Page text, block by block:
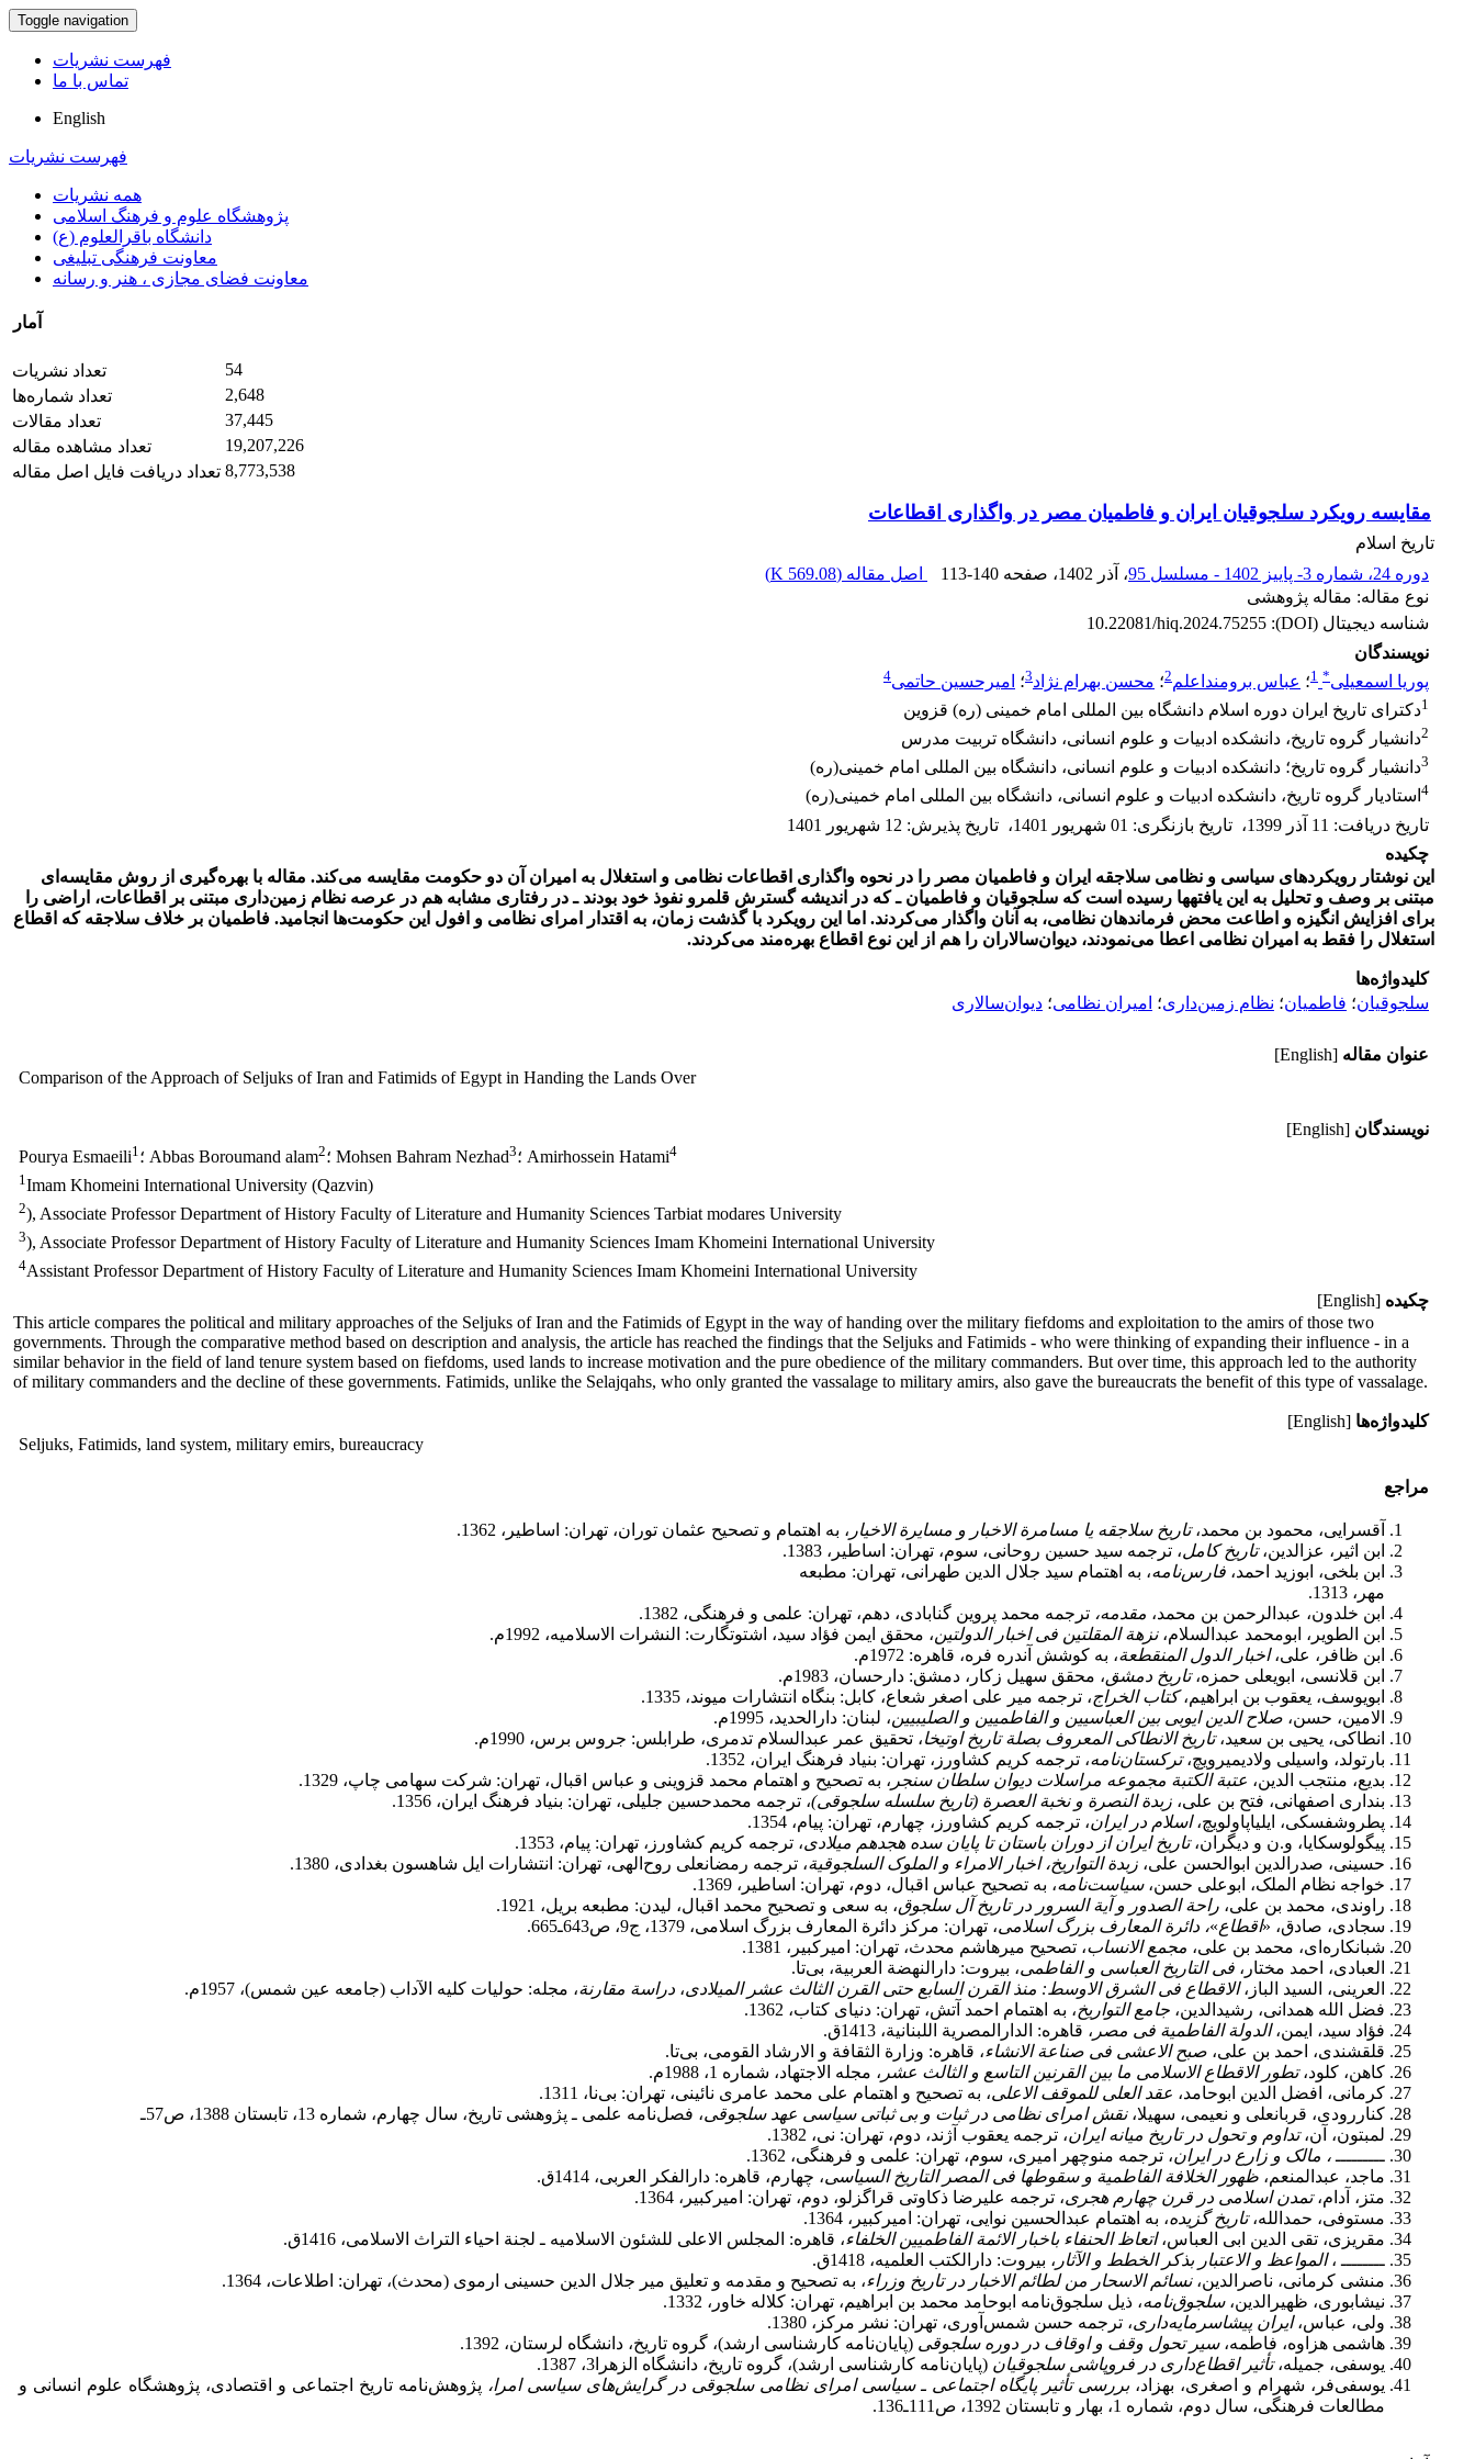
Toggle navigation
فهرست نشریات
تماس با ما
English
فهرست نشریات
همه نشریات
پژوهشگاه علوم و فرهنگ اسلامی
دانشگاه باقرالعلوم (ع)
معاونت فرهنگی تبلیغی
معاونت فضای مجازی ، هنر و رسانه
آمار
تعداد نشریات
54
تعداد شماره‌ها
2,648
تعداد مقالات
37,445
تعداد مشاهده مقاله
19,207,226
تعداد دریافت فایل اصل مقاله 8,773,538
مقایسه رویکرد سلجوقیان ایران و فاطمیان مصر در واگذاری اقطاعات
تاریخ اسلام
دوره 24، شماره 3- پاییز 1402 - مسلسل 95
، آذر 1402 ، صفحه 113-140 اصل مقاله (569.08 K
)
نوع مقاله: مقاله پژوهشی
شناسه دیجیتال (DOI):
10.22081/hiq.2024.75255
نویسندگان
پوریا اسمعیلی*
1؛ عباس برومنداعلم 2؛ محسن بهرام نژاد3؛ امیرحسین حاتمی4
1دکترای تاریخ ایران دوره اسلام دانشگاه بین المللی امام خمینی (ره) قزوین
2دانشیار گروه تاریخ، دانشکده ادبیات و علوم انسانی، دانشگاه تربیت مدرس
3دانشیار گروه تاریخ؛ دانشکده ادبیات و علوم انسانی، دانشگاه بین المللی امام خمینی(ره)
4 استادیار گروه تاریخ، دانشکده ادبیات و علوم انسانی، دانشگاه بین المللی امام خمینی(ره)
تاریخ دریافت: 11 آذر 1399 ، تاریخ بازنگری: 01 شهریور 1401 ، تاریخ پذیرش: 12 شهریور 1401
چکیده
این نوشتار رویکردهای سیاسی و نظامی سلاجقه ایران و فاطمیان مصر را در نحوه واگذاری اقطاعات نظامی و استغلال به امیران آن دو حکومت مقایسه می‌کند. مقاله با بهره‌گیری از روش مقایسه‌ای
مبتنی بر وصف و تحلیل به این یافته‎ها رسیده است که سلجوقیان و فاطمیان ـ که در اندیشه گسترش قلمرو نفوذ خود بودند ـ در رفتاری مشابه هم در عرصه نظام زمین‌داری مبتنی بر اقطاعات، اراضی را
برای افزایش انگیزه و اطاعت محض فرماندهان نظامی، به آنان واگذار می‌کردند. اما این رویکرد با گذشت زمان، به اقتدار امرای نظامی و افول این حکومت‌ها انجامید. فاطمیان بر خلاف سلاجقه که اقطاع
استغلال را فقط به امیران نظامی اعطا می‌نمودند، دیوان‌سالاران را هم از این نوع اقطاع بهره‌مند می‌کردند.
کلیدواژه‌ها
سلجوقیان؛ فاطمیان؛ نظام زمین‌داری؛ امیران نظامی؛ دیوان‌سالاری
عنوان مقاله [English]
Comparison of the Approach of Seljuks of Iran and Fatimids of Egypt in Handing the Lands Over
نویسندگان [English]
Pourya Esmaeili1 ؛ Abbas Boroumand alam2 ؛ Mohsen Bahram Nezhad3 ؛ Amirhossein Hatami4
1 Imam Khomeini International University (Qazvin)
2), Associate Professor Department of History Faculty of Literature and Humanity Sciences Tarbiat modares University
3), Associate Professor Department of History Faculty of Literature and Humanity Sciences Imam Khomeini International University
4Assistant Professor Department of History Faculty of Literature and Humanity Sciences Imam Khomeini International University
چکیده [English]
This article compares the political and military approaches of the Seljuks of Iran and the Fatimids of Egypt in the way of handing over the military fiefdoms and exploitation to the amirs of those two
governments. Through the comparative method based on description and analysis, the article has reached the findings that the Seljuks and Fatimids - who were thinking of expanding their influence - in a
similar behavior in the field of land tenure system based on fiefdoms, used lands to increase motivation and the pure obedience of the military commanders. But over time, this approach led to the authority
of military commanders and the decline of these governments. Fatimids, unlike the Selajqahs, who only granted the vassalage to military amirs, also gave the bureaucrats the benefit of this type of vassalage.
کلیدواژه‌ها [English]
Seljuks, Fatimids, land system, military emirs, bureaucracy
مراجع
آقسرایی، محمود بن محمد،تاریخ سلاجقه یا مسامرة الاخبار و مسایرة الاخیار ، به اهتمام و تصحیح عثمان توران، تهران: اساطیر، 1362.
ابن اثیر، عزالدین،تاریخ کامل، ترجمه سید حسین روحانی، سوم، تهران: اساطیر، 1383.
ابن بلخی، ابوزید احمد، فارس‌نامه، به اهتمام سید جلال الدین طهرانی، تهران: مطبعه
مهر، 1313.
ابن خلدون، عبدالرحمن بن محمد، مقدمه، ترجمه محمد پروین گنابادی، دهم، تهران: علمی و فرهنگی، 1382.
ابن الطویر، ابومحمد عبدالسلام،نزهة المقلتین فی اخبار الدولتین، محقق ایمن فؤاد سید، اشتوتگارت: النشرات الاسلامیه، 1992م.
ابن‌ ظافر، علی‌،اخبار الدول المنقطعة، به کوشش آندره فره‌، قاهره‌: 1972م.
ابن قلانسی، ابویعلی حمزه،تاریخ دمشق، محقق سهیل زکار، دمشق: دارحسان، 1983م.
ابویوسف، یعقوب بن ابراهیم،کتاب الخراج، ترجمه میر علی اصغر شعاع، کابل: بنگاه انتشارات میوند، 1335.
الامین، حسن، صلاح الدین ایوبی بین العباسیین و الفاطمیین و الصلیبیین، لبنان: دارالحدید، 1995م.
انطاکی، یحیی بن سعید،تاریخ الانطاکی المعروف بصلة تاریخ اوتیخا، تحقیق عمر عبدالسلام تدمری، طرابلس: جروس برس، 1990م.
بارتولد، واسیلی ولادیمیرویچ،ترکستان‌نامه، ترجمه کریم کشاورز، تهران: بنیاد فرهنگ ایران، 1352.
بدیع، منتجب الدین، عتبة الکتبة مجموعه مراسلات دیوان سلطان سنجر ، به تصحیح و اهتمام محمد قزوینی و عباس اقبال، تهران: شرکت سهامی چاپ، 1329.
بنداری اصفهانی، فتح بن علی، زبدة النصرة و نخبة العصرة (تاریخ سلسله سلجوقی)، ترجمه محمدحسین جلیلی، تهران: بنیاد فرهنگ ایران، 1356.
پطروشفسکی، ایلیاپاولویچ،اسلام در ایران، ترجمه کریم کشاورز، چهارم، تهران: پیام، 1354.
پیگولوسکایا، و.ن و دیگران،تاریخ ایران از دوران باستان تا پایان سده هجدهم میلادی، ترجمه کریم کشاورز، تهران: پیام، 1353.
حسینی، صدرالدین ابوالحسن علی، زبدة التواریخ، اخبار الامراء و الملوک السلجوقیة، ترجمه رمضانعلی روح‌الهی، تهران: انتشارات ایل شاهسون بغدادی، 1380.
خواجه نظام الملک، ابوعلی حسن،سیاست‌نامه، به تصحیح عباس اقبال، دوم، تهران: اساطیر، 1369.
راوندی، محمد بن علی، راحة الصدور و آیة السرور در تاریخ آل سلجوق، به سعی و تصحیح محمد اقبال، لیدن: مطبعه بریل، 1921.
سجادی، صادق، «اقطاع»، دائرةالمعارف بزرگ اسلامی، تهران: مرکز دائرة المعارف بزرگ اسلامی، 1379، ج9، ص643ـ665.
شبانکاره‌ای، محمد بن علی، مجمع الانساب، تصحیح میرهاشم محدث، تهران: امیرکبیر، 1381.
العبادی، احمد مختار، فی التاریخ العباسی و الفاطمی، بیروت: دارالنهضة العربیة، بی‌تا.
العرینی، السید الباز،الاقطاع فی الشرق الاوسط: منذ القرن السابع حتی القرن الثالث عشر المیلادی، دراسة مقارنة، مجله: حولیات کلیه الآداب (جامعه عین شمس)، 1957م.
فضل الله همدانی، رشیدالدین، جامع التواریخ، به اهتمام احمد آتش، تهران: دنیای کتاب، 1362.
فؤاد سید، ایمن،الدولة الفاطمیة فی مصر ، قاهره: الدارالمصریة اللبنانیة، 1413ق.
قلقشندی، احمد بن علی، صبح الاعشی فی صناعة الانشاء، قاهره: وزارة الثقافة و الارشاد القومی، بی‌تا.
کاهن، کلود،تطور الاقطاع الاسلامی ما بین القرنین التاسع و الثالث عشر ، مجله الاجتهاد، شماره 1، 1988م.
کرمانی، افضل الدین ابوحامد، عقد العلی للموقف الاعلی، به تصحیح و اهتمام علی محمد عامری نائینی، تهران: بی‌نا، 1311.
کناررودی، قربانعلی و نعیمی، سهیلا،نقش امرای نظامی در ثبات و بی ثباتی سیاسی عهد سلجوقی، فصل‌نامه علمی ـ پژوهشی تاریخ، سال چهارم، شماره 13، تابستان 1388، ص57ـ
لمبتون، آن،تداوم و تحول در تاریخ میانه ایران، ترجمه یعقوب آژند، دوم، تهران: نی، 1382.
ـــــــــ ، مالک و زارع در ایران، ترجمه منوچهر امیری، سوم، تهران: علمی و فرهنگی، 1362.
ماجد، عبدالمنعم، ظهور الخلافة الفاطمیة و سقوطها فی المصر التاریخ السیاسی، چهارم، قاهره: دارالفکر العربی، 1414ق.
متز، آدام،تمدن اسلامی در قرن چهارم هجری، ترجمه علیرضا ذکاوتی قراگزلو، دوم، تهران: امیرکبیر، 1364.
مستوفی، حمدالله،تاریخ گزیده، به اهتمام عبدالحسین نوایی، تهران: امیرکبیر، 1364.
مقریزی، تقی الدین ابی العباس،اتعاظ الحنفاء باخبار الائمة الفاطمیین الخلفاء، قاهره: المجلس الاعلی للشئون الاسلامیه ـ لجنة احیاء التراث الاسلامی، 1416ق.
ــــــــ ،المواعظ و الاعتبار بذکر الخطط و الآثار ، بیروت: دارالکتب العلمیه، 1418ق.
منشی کرمانی، ناصرالدین،نسائم الاسحار من لطائم الاخبار در تاریخ وزراء، به تصحیح و مقدمه و تعلیق میر جلال الدین حسینی ارموی (محدث)، تهران: اطلاعات، 1364.
نیشابوری، ظهیرالدین، سلجوق‌نامه، ذیل سلجوق‌نامه ابوحامد محمد بن ابراهیم، تهران: کلاله خاور، 1332.
ولی، عباس،ایران پیشاسرمایهداری، ترجمه حسن شمس‌آوری، تهران: نشر مرکز، 1380.
هاشمی هزاوه، فاطمه،سیر تحول وقف و اوقاف در دوره سلجوقی (پایان‌نامه کارشناسی ارشد)، گروه تاریخ، دانشگاه لرستان، 1392.
یوسفی، جمیله،تأثیر اقطاعداری در فروپاشی سلجوقیان (پایان‌نامه کارشناسی ارشد)، گروه تاریخ، دانشگاه الزهرا3، 1387.
یوسفی‌فر، شهرام و اصغری، بهزاد،بررسی تأثیر پایگاه اجتماعی ـ سیاسی امرای نظامی سلجوقی در گرایشهای سیاسی امرا، پژوهش‌نامه تاریخ اجتماعی و اقتصادی، پژوهشگاه علوم انسانی و
مطالعات فرهنگی، سال دوم، شماره 1، بهار و تابستان 1392، ص111ـ136.